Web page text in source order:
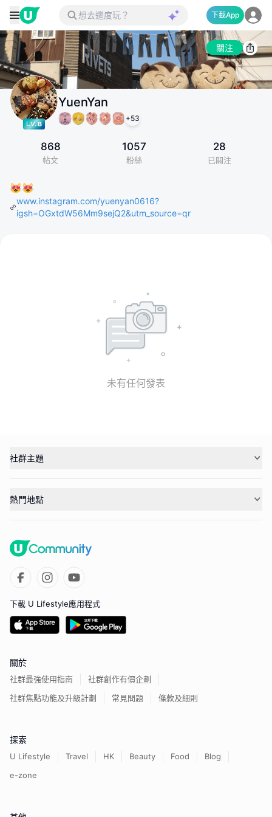
下載App
關注
YuenYan
+53
868
帖文
1057
粉絲
28
已關注
😻😻
www.instagram.com/yuenyan0616?
igsh=OGxtdW56Mm9sejQ2&utm_source=qr
未有任何發表
社群主題
熱門地點
下載 U Lifestyle應用程式
關於
社群最強使用指南
社群創作有價企劃
社群焦點功能及升級計劃
常見問題 條款及細則
探索
U Lifestyle Travel HK Beauty Food
Blog
e-zone